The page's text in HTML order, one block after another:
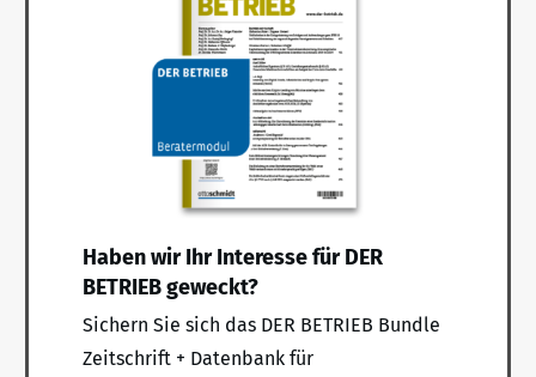
Haben wir Ihr Interesse für DER
BETRIEB geweckt?
Sichern Sie sich das DER BETRIEB Bundle
Zeitschrift + Datenbank für